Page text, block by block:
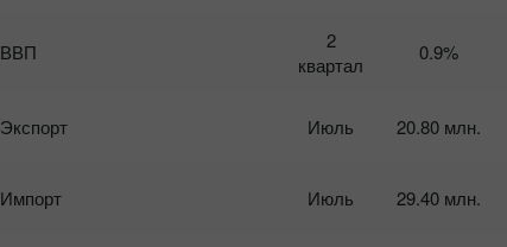
ВВП
2
квартал
0.9%
Экспорт Июль 20.80 млн.
Импорт Июль 29.40 млн.